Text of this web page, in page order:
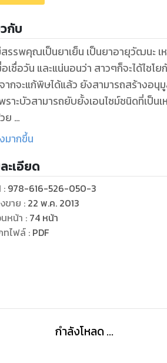
กับ
รรพคุณเป็นยาเย็น เป็นยาอายุวัฒนะ
อเชื่อวัน และแน่นอนว่า สาวๆก็จะได้ไช
จะแก้พิษได้แล้ว ยังสามารถสร้างอนุมูลอิสระได้มาก
ราะบัวสามารถยับยั้งเอนไซม์ชนิดที่เป็
ย
ากนี้ ภายในเล่ม มีเมนู “อาหารจากบัว”
มากขึ้น
ะเอียด
: 978-616-526-050-3
ขาย : 22 พ.ค. 2013
หน้า : 74 หน้า
ทไฟล์: PDF
กำลังโหลด ...